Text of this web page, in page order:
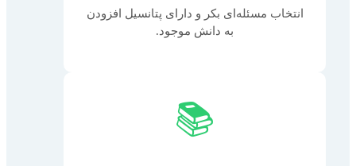
انتخاب مسئله‌ای بکر و دارای پتانسیل افزودن
به دانش موجود.
📚